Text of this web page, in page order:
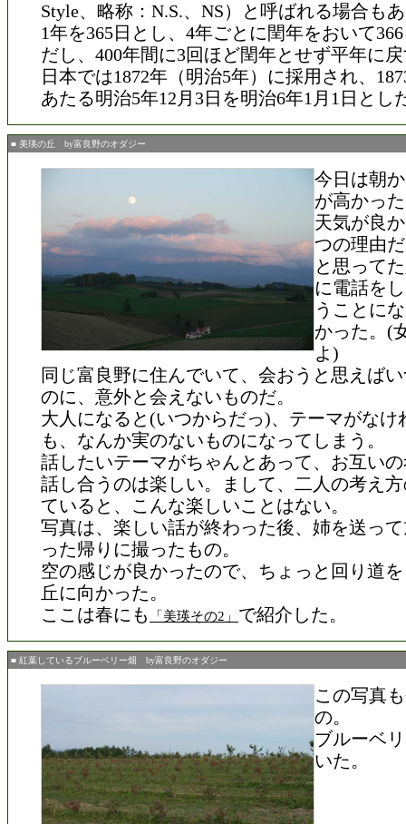
Style、略称：N.S.、NS）と呼ばれる場合も
1年を365日とし、4年ごとに閏年をおいて
だし、400年間に3回ほど閏年とせず平年に
日本では1872年（明治5年）に採用され、
あたる明治5年12月3日を明治6年1月1日とし
■ 美瑛の丘 by富良野のオダジー
今日は朝
が高かっ
天気が良
つの理由
と思って
に電話を
うことに
かった。(
よ)
同じ富良野に住んでいて、会おうと思えば
のに、意外と会えないものだ。
大人になると(いつからだっ)、テーマがなけ
も、なんか実のないものになってしまう。
話したいテーマがちゃんとあって、お互い
話し合うのは楽しい。まして、二人の考え
ていると、こんな楽しいことはない。
写真は、楽しい話が終わった後、姉を送っ
った帰りに撮ったもの。
空の感じが良かったので、ちょっと回り道
丘に向かった。
ここは春にも
「美瑛その2」 で紹介した。
■ 紅葉しているブルーベリー畑 by富良野のオダジー
この写真
の。
ブルーベ
いた。